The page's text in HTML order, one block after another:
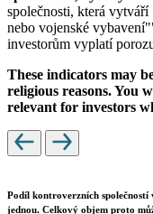
společnosti, která
nebo vojenské
investorům vyplatí
These indicators may
religious reasons. You
relevant for investors
Podíl kontroverzních společností
jednou. Celkový objem proto